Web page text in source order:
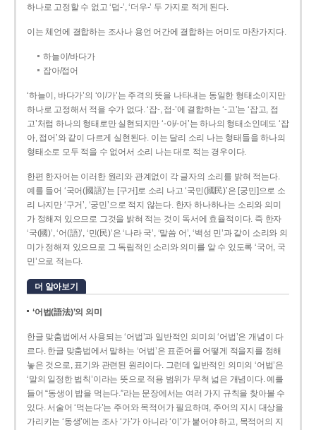
하나로 고정할 수 없고 ‘덥-’, ‘더우-’ 두 가지로 적게 된다.
이는 체언에 결합하는 조사나 용언 어간에 결합하는 어미도 마찬가지다.
하늘이/바다가
잡아/접어
‘하늘이, 바다가’의 ‘이/가’는 주격의 뜻을 나타내는 동일한 형태소이지만
하나로 고정해서 적을 수가 없다. ‘잡-, 접-’에 결합하는 ‘-고’는 ‘잡고, 접
고’처럼 하나의 형태로만 실현되지만 ‘-아/-어’는 하나의 형태소인데도 ‘잡
아, 접어’와 같이 다르게 실현된다. 이는 달리 소리 나는 형태들을 하나의
형태소로 모두 적을 수 없어서 소리 나는 대로 적는 경우이다.
한편 한자어는 이러한 원리와 관계없이 각 글자의 소리를 밝혀 적는다.
예를 들어 ‘국어(國語)’는 [구거]로 소리 나고 ‘국민(國民)’은 [궁민]으로 소
리 나지만 ‘구거’, ‘궁민’으로 적지 않는다. 한자 하나하나는 소리와 의미
가 정해져 있으므로 그것을 밝혀 적는 것이 독서에 효율적이다. 즉 한자
‘국(國)’, ‘어(語)’, ‘민(民)’은 ‘나라 국’, ‘말씀 어’, ‘백성 민’과 같이 소리와 의
미가 정해져 있으므로 그 독립적인 소리와 의미를 알 수 있도록 ‘국어, 국
민’으로 적는다.
더 알아보기
‘어법(語法)’의 의미
한글 맞춤법에서 사용되는 ‘어법’과 일반적인 의미의 ‘어법’은 개념이 다
르다. 한글 맞춤법에서 말하는 ‘어법’은 표준어를 어떻게 적을지를 정해
놓은 것으로, 표기와 관련된 원리이다. 그런데 일반적인 의미의 ‘어법’은
‘말의 일정한 법칙’이라는 뜻으로 적용 범위가 무척 넓은 개념이다. 예를
들어 “동생이 밥을 먹는다.”라는 문장에서는 여러 가지 규칙을 찾아볼 수
있다. 서술어 ‘먹는다’는 주어와 목적어가 필요하며, 주어의 지시 대상을
가리키는 ‘동생’에는 조사 ‘가’가 아니라 ‘이’가 붙어야 하고, 목적어의 지